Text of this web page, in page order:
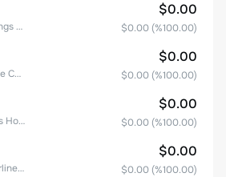
Ryanair Holdings plc American Depositary Shares
$0.00
$0.00 (%100.00)
Otis Worldwide Corporation
$0.00
$0.00 (%100.00)
United Airlines Holdings, Inc. Common Stock
$0.00
$0.00 (%100.00)
Southwest Airlines Co.
$0.00
$0.00 (%100.00)